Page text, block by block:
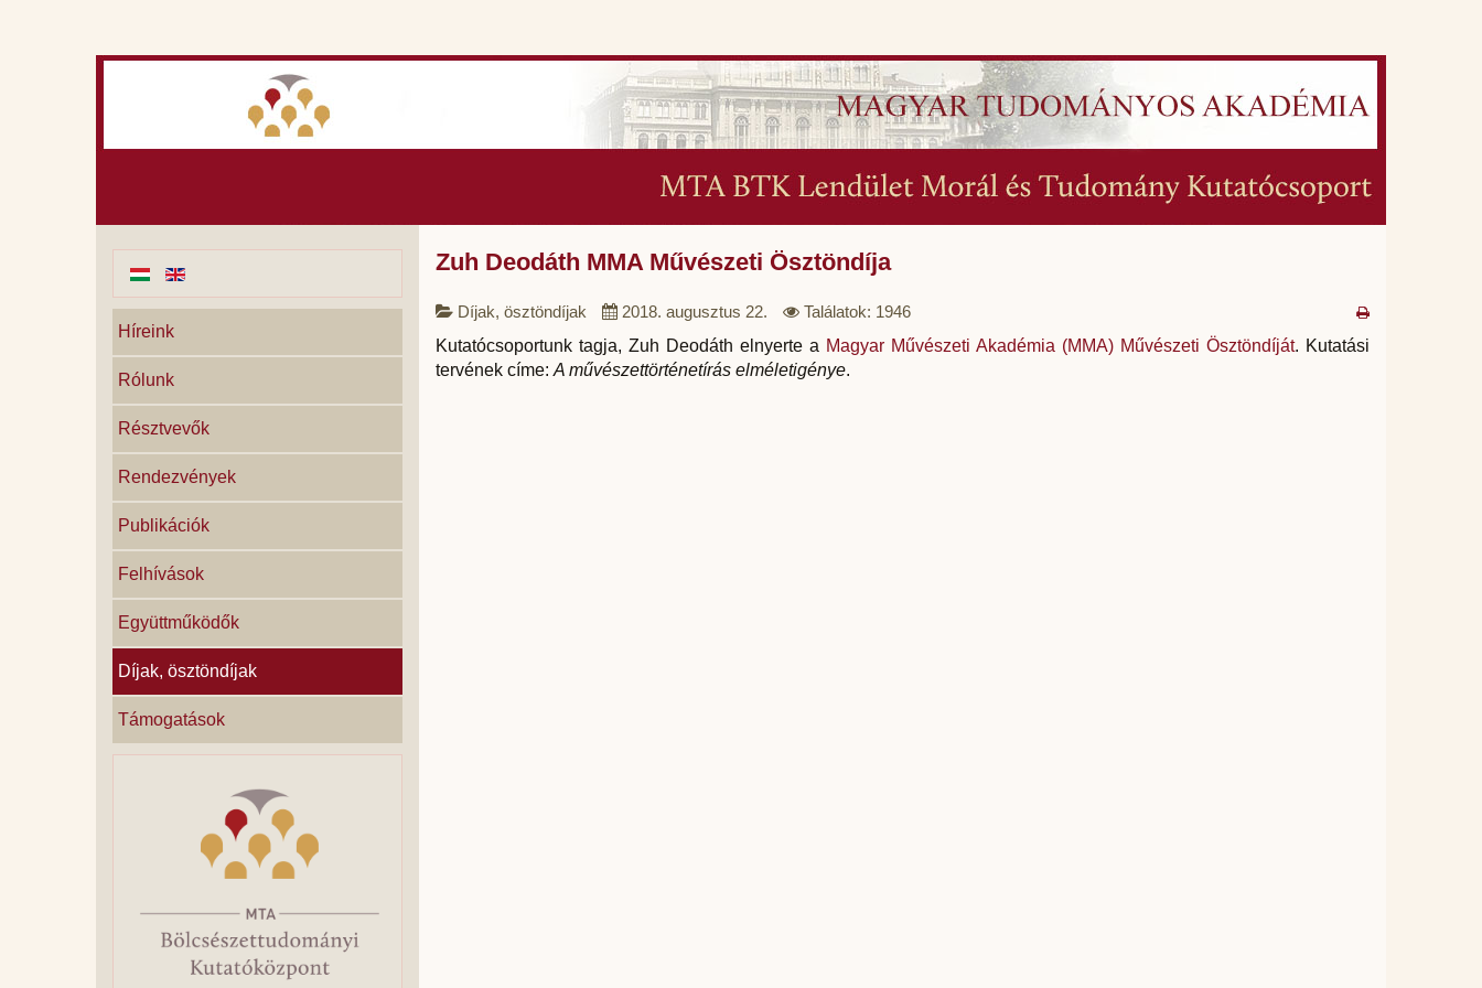
Zuh Deodáth MMA Művészeti Ösztöndíja
Díjak, ösztöndíjak 2018. augusztus 22.
Találatok: 1946
Kutatócsoportunk tagja, Zuh Deodáth elnyerte a Magyar Művészeti Akadémia (MMA) Művészeti Ösztöndíját. Kutatási
tervének címe: A művészettörténetírás elméletigénye.
Híreink
Rólunk
Résztvevők
Rendezvények
Publikációk
Felhívások
Együttműködők
Díjak, ösztöndíjak
Támogatások